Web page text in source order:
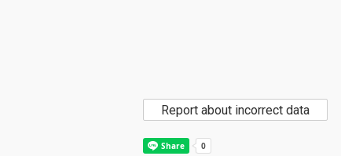
Report about incorrect data